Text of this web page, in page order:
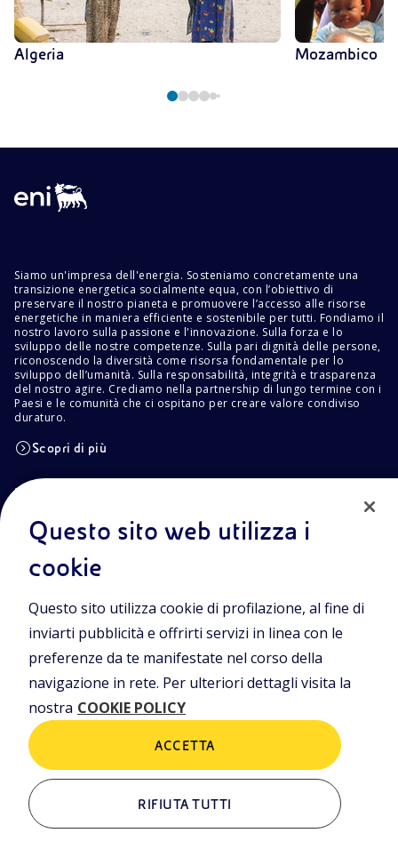
Algeria Mozambico
Siamo un'impresa dell'energia. Sosteniamo concretamente una
transizione energetica socialmente equa, con l’obiettivo di
preservare il nostro pianeta e promuovere l’accesso alle risorse
energetiche in maniera efficiente e sostenibile per tutti. Fondiamo il
nostro lavoro sulla passione e l'innovazione. Sulla forza e lo
sviluppo delle nostre competenze. Sulla pari dignità delle persone,
riconoscendo la diversità come risorsa fondamentale per lo
sviluppo dell’umanità. Sulla responsabilità, integrità e trasparenza
del nostro agire. Crediamo nella partnership di lungo termine con i
Paesi e le comunità che ci ospitano per creare valore condiviso
duraturo.
Scopri di più
POLICIES
Info Area Riservata Privacy Policy
Cookie Policy
Sede Legale
Piazzale Enrico Mattei, 1 00144 Roma
Sedi secondarie
Via Emilia, 1 e Piazza Ezio Vanoni,1 20097 San Donato Milanese (MI)
Capitale sociale
€ 4.005.358.876,00 i.v.
Codice Fiscale
n. 00484960588
Partita IVA
Questo sito web utilizza i
cookie
Questo sito utilizza cookie di profilazione, al fine di
inviarti pubblicità e offrirti servizi in linea con le
preferenze da te manifestate nel corso della
navigazione in rete. Per ulteriori dettagli visita la
nostra COOKIE POLICY
RIFIUTA TUTTI
ACCETTA